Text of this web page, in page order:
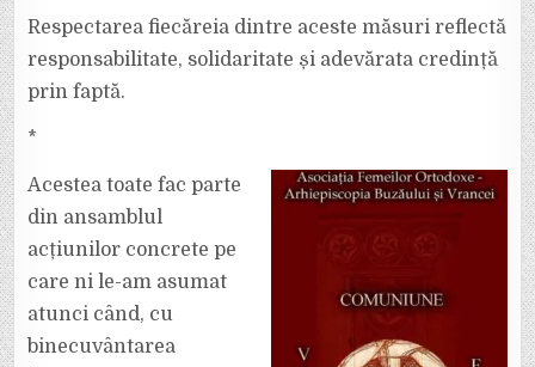
Respectarea fiecăreia dintre aceste măsuri reflectă
responsabilitate, solidaritate și adevărata credință
prin faptă.
*
Acestea toate fac parte
din ansamblul
acțiunilor concrete pe
care ni le-am asumat
atunci când, cu
binecuvântarea